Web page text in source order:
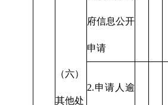
（六）
其他处
府信息公开
申请
2.申请人逾